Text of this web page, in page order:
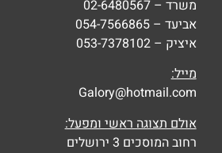
משרד – 02-6480567
אביעד – 054-7566865
איציק – 053-7378102
מייל:
Galory@hotmail.com
אולם תצוגה ראשי ומפעל:
רחוב המוסכים 3 ירושלים